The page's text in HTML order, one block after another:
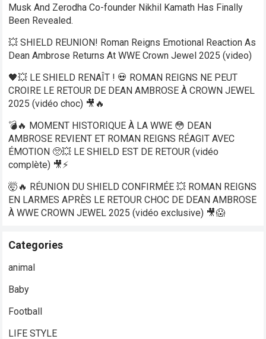
Musk And Zerodha Co-founder Nikhil Kamath Has Finally
Been Revealed.
💥 SHIELD REUNION! Roman Reigns Emotional Reaction As
Dean Ambrose Returns At WWE Crown Jewel 2025 (video)
🖤💥 LE SHIELD RENAÎT ! 💀 ROMAN REIGNS NE PEUT
CROIRE LE RETOUR DE DEAN AMBROSE À CROWN JEWEL
2025 (vidéo choc) 🎥🔥
💣🔥 MOMENT HISTORIQUE À LA WWE 😳 DEAN
AMBROSE REVIENT ET ROMAN REIGNS RÉAGIT AVEC
ÉMOTION 🥺💥 LE SHIELD EST DE RETOUR (vidéo
complète) 🎥⚡
🤯🔥 RÉUNION DU SHIELD CONFIRMÉE 💥 ROMAN REIGNS
EN LARMES APRÈS LE RETOUR CHOC DE DEAN AMBROSE
À WWE CROWN JEWEL 2025 (vidéo exclusive) 🎥😱
Categories
animal
Baby
Football
LIFE STYLE